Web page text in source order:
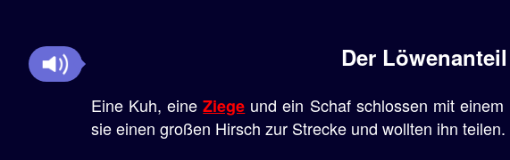
Der
Eine Kuh, eineZiege und ein Schaf schlossen mit
sie einen großen Hirsch zur Strecke und wollten ihn teilen.